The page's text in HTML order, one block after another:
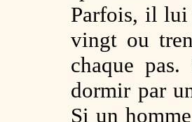
Parfois, il lui
vingt ou
chaque
dormir par
Si un